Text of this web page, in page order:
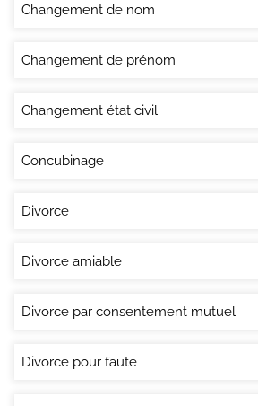
Changement de nom
Changement de prénom
Changement état civil
Concubinage
Divorce
Divorce amiable
Divorce par consentement mutuel
Divorce pour faute